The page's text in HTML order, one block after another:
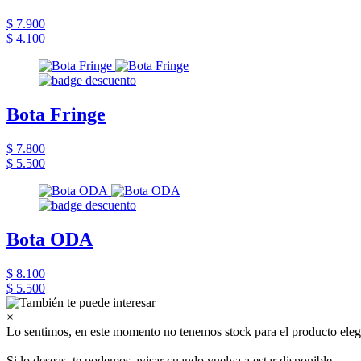
$ 7.900
$ 4.100
Bota Fringe
$ 7.800
$ 5.500
Bota ODA
$ 8.100
$ 5.500
×
Lo sentimos, en este momento no tenemos stock para el producto